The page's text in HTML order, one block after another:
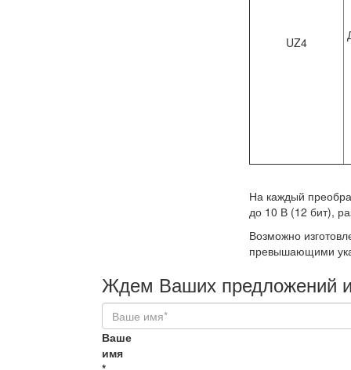
UZ4
На каждый
до 10 В (12 бит),
Возможно
превышающими
Ждем Ваших предложений
Ваше
имя